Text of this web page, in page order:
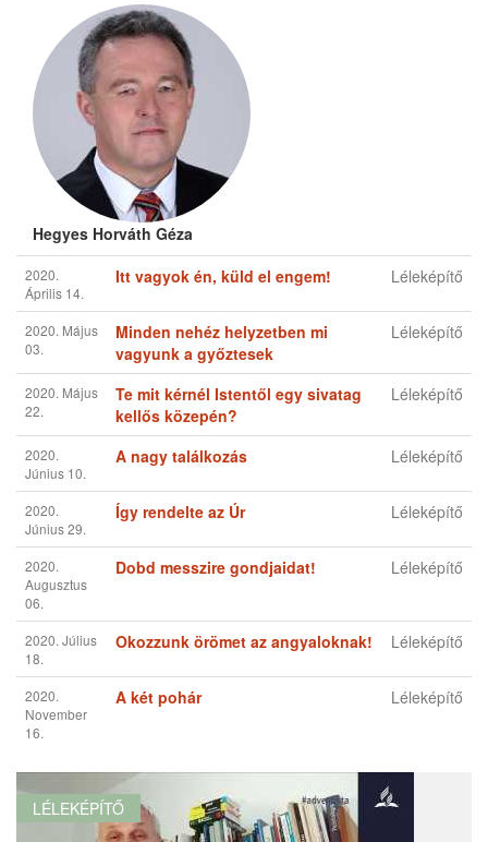
Hegyes Horváth Géza
2020.
Április 14.
Itt vagyok én, küld el engem!
2020. Május
03.
Minden nehéz helyzetben mi
vagyunk a győztesek
2020. Május
Te mit kérnél Istentől egy sivatag
kellős közepén?
2020.
Június 10.
A nagy találkozás
2020.
Június 29.
2020.
06.
Dobd messzire gondjaidat!
2020. Július
18.
Okozzunk örömet az angyaloknak!
2020.
November
16.
LÉLEKÉPÍTŐ
Minden javadra van
2020. Május 26.